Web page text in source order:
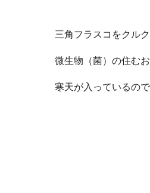
三角フラスコをクルク
微生物（菌）の住む
寒天が入っているの